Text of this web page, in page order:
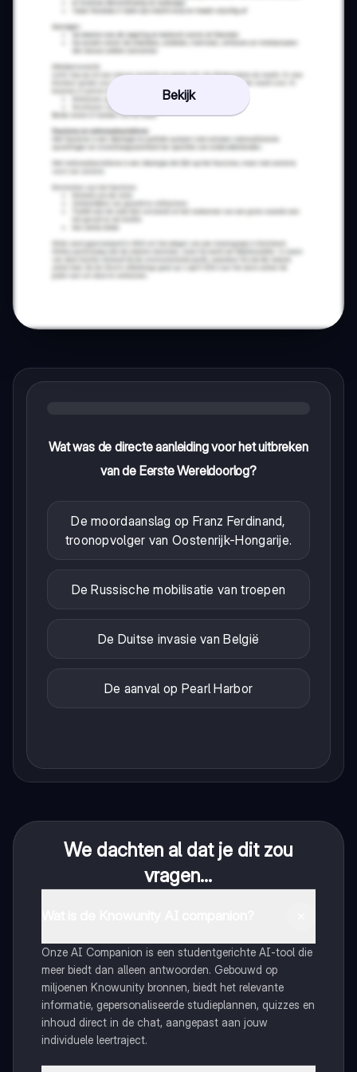
Bekijk
Wat was de directe aanleiding voor het uitbreken
van de Eerste Wereldoorlog?
De moordaanslag op Franz Ferdinand,
troonopvolger van Oostenrijk-Hongarije.
De Russische mobilisatie van troepen
De Duitse invasie van België
De aanval op Pearl Harbor
We dachten al dat je dit zou
vragen...
Onze AI Companion is een studentgerichte AI-tool die
meer biedt dan alleen antwoorden. Gebouwd op
miljoenen Knowunity bronnen, biedt het relevante
informatie, gepersonaliseerde studieplannen, quizzes en
inhoud direct in de chat, aangepast aan jouw
individuele leertraject.